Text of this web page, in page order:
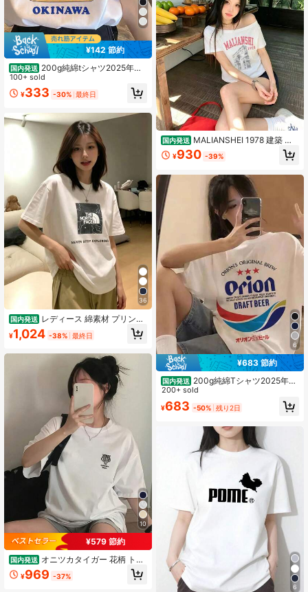
¥142 節約
国内発送 200g純綿tシャツ2025年夏
レディース新品半袖純綿少女柄プリ
ント半袖丸首カップルが着る丸首レ
ディーストップス
100+ sold
¥333 -30% 最終日
36
国内発送 レディース 綿素材 プリント
柄 半袖 T シャツ クルーネック カジ
ュアル 柔らか肌触り 通気性良好 夏
ーカジュアルトップス
¥1,024 -38% 最終日
10
¥579 節約
国内発送 オニツカタイガー 花柄 トラ
T シャツ レディース 半袖 綿 ホワイ
ト オーバーサイズ カジュアル おし
¥969 -37%
国内発送 MALIANSHEI 1978 建築 イ
ラスト プリント オフショルダー 半
袖 T シャツ レディース オーバーサイ
¥930 -39%
6
¥683 節約
国内発送 200g純綿Tシャツ2025年夏
レディース新作半袖純綿ホリデー柄
半袖丸首カップル着用小シャツトッ
プス
200+ sold
¥683 -50% 残り2日
6